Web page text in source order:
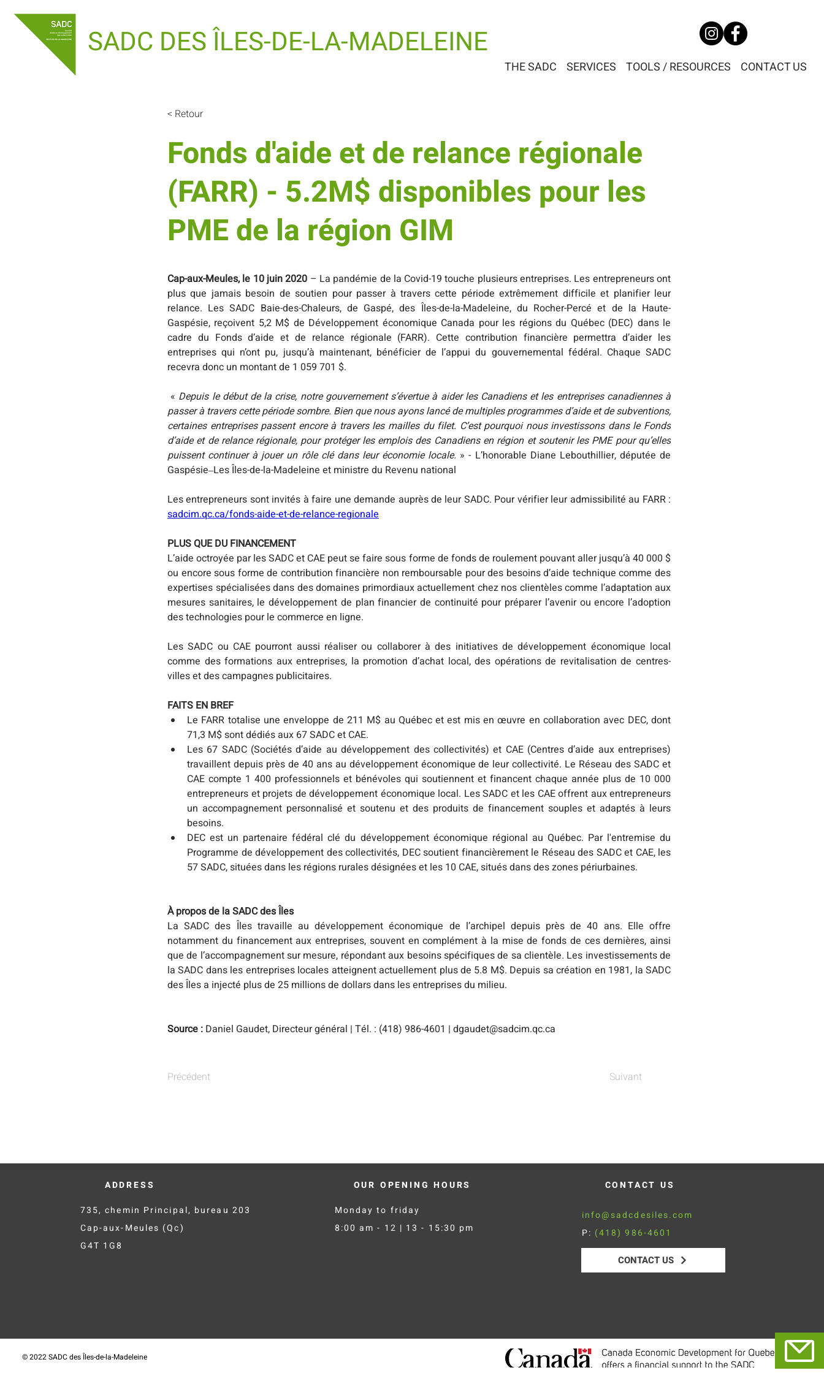
SADC DES ÎLES-DE-LA-MADELEINE
THE SADC SERVICES TOOLS / RESOURCES CONTACT US
< Retour
Fonds d'aide et de relance régionale
(FARR) - 5.2M$ disponibles pour les
PME de la région GIM
Cap-aux-Meules, le 10 juin 2020 – La pandémie de la Covid-19 touche plusieurs entreprises. Les entrepreneurs ont
plus que jamais besoin de soutien pour passer à travers cette période extrêmement difficile et planifier leur
relance. Les SADC Baie-des-Chaleurs, de Gaspé, des Îles-de-la-Madeleine, du Rocher-Percé et de la Haute-
Gaspésie, reçoivent 5,2 M$ de Développement économique Canada pour les régions du Québec (DEC) dans le
cadre du Fonds d’aide et de relance régionale (FARR). Cette contribution financière permettra d’aider les
entreprises qui n’ont pu, jusqu’à maintenant, bénéficier de l’appui du gouvernemental fédéral. Chaque SADC
recevra donc un montant de 1 059 701 $.
« Depuis le début de la crise, notre gouvernement s’évertue à aider les Canadiens et les entreprises canadiennes à
passer à travers cette période sombre. Bien que nous ayons lancé de multiples programmes d’aide et de subventions,
certaines entreprises passent encore à travers les mailles du filet. C’est pourquoi nous investissons dans le Fonds
d’aide et de relance régionale, pour protéger les emplois des Canadiens en région et soutenir les PME pour qu’elles
puissent continuer à jouer un rôle clé dans leur économie locale. » - L’honorable Diane Lebouthillier, députée de
Gaspésie‒Les Îles-de-la-Madeleine et ministre du Revenu national
sadcim.qc.ca/fonds-aide-et-de-relance-regionale
PLUS QUE DU FINANCEMENT
L’aide octroyée par les SADC et CAE peut se faire sous forme de fonds de roulement pouvant aller jusqu’à 40 000 $
ou encore sous forme de contribution financière non remboursable pour des besoins d’aide technique comme des
expertises spécialisées dans des domaines primordiaux actuellement chez nos clientèles comme l’adaptation aux
mesures sanitaires, le développement de plan financier de continuité pour préparer l’avenir ou encore l’adoption
des technologies pour le commerce en ligne.
Les SADC ou CAE pourront aussi réaliser ou collaborer à des initiatives de développement économique local
comme des formations aux entreprises, la promotion d’achat local, des opérations de revitalisation de centres-
villes et des campagnes publicitaires.
FAITS EN BREF
Le FARR totalise une enveloppe de 211 M$ au Québec et est mis en œuvre en collaboration avec DEC, dont
71,3 M$ sont dédiés aux 67 SADC et CAE.
Les 67 SADC (Sociétés d’aide au développement des collectivités) et CAE (Centres d’aide aux entreprises)
travaillent depuis près de 40 ans au développement économique de leur collectivité. Le Réseau des SADC et
CAE compte 1 400 professionnels et bénévoles qui soutiennent et financent chaque année plus de 10 000
entrepreneurs et projets de développement économique local. Les SADC et les CAE offrent aux entrepreneurs
un accompagnement personnalisé et soutenu et des produits de financement souples et adaptés à leurs
besoins.
DEC est un partenaire fédéral clé du développement économique régional au Québec. Par l'entremise du
Programme de développement des collectivités, DEC soutient financièrement le Réseau des SADC et CAE, les
57 SADC, situées dans les régions rurales désignées et les 10 CAE, situés dans des zones périurbaines.
À propos de la SADC des Îles
La SADC des Îles travaille au développement économique de l’archipel depuis près de 40 ans. Elle offre
notamment du financement aux entreprises, souvent en complément à la mise de fonds de ces dernières, ainsi
que de l’accompagnement sur mesure, répondant aux besoins spécifiques de sa clientèle. Les investissements de
la SADC dans les entreprises locales atteignent actuellement plus de 5.8 M$. Depuis sa création en 1981, la SADC
des Îles a injecté plus de 25 millions de dollars dans les entreprises du milieu.
Source : Daniel Gaudet, Directeur général | Tél. : (418) 986-4601 | dgaudet@sadcim.qc.ca
Précédent Suivant
ADDRESS
735, chemin Principal, bureau 203
Cap-aux-Meules (Qc)
G4T 1G8
OUR OPENING HOURS
Monday to friday
8:00 am - 12 | 13 - 15:30 pm
CONTACT US
info@sadcdesiles.com
P: (418) 986-4601
CONTACT US
© 2022 SADC des Îles-de-la-Madeleine